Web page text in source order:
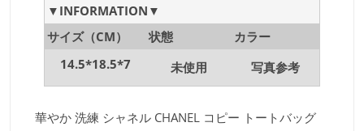
▼INFORMATION▼
サイズ（CM）
状態
カラー
14.5*18.5*7
未使用 写真参考
華やか 洗練 シャネル CHANEL コピー トートバッグ